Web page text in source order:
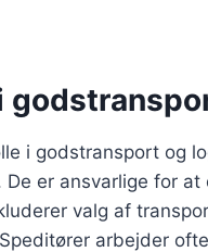
i godstransport og
er ansvarlige for
valg af
arbejder